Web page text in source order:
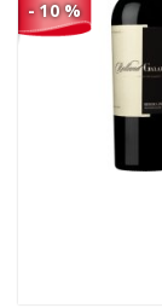
- 10 %